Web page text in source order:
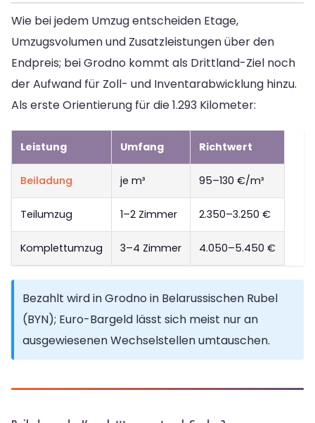
Wie bei jedem Umzug entscheiden Etage,
Umzugsvolumen und Zusatzleistungen über den
Endpreis; bei Grodno kommt als Drittland-Ziel noch
der Aufwand für Zoll- und Inventarabwicklung hinzu.
Als erste Orientierung für die 1.293 Kilometer:
Leistung Umfang Richtwert
Beiladung je m³ 95–130 €/m³
Teilumzug 1–2 Zimmer 2.350–3.250 €
Komplettumzug 3–4 Zimmer 4.050–5.450 €
Bezahlt wird in Grodno in Belarussischen Rubel
(BYN); Euro-Bargeld lässt sich meist nur an
ausgewiesenen Wechselstellen umtauschen.